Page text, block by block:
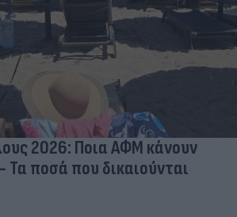
2026: Ποια ΑΦΜ κάνουν
ποσά που δικαιούνται